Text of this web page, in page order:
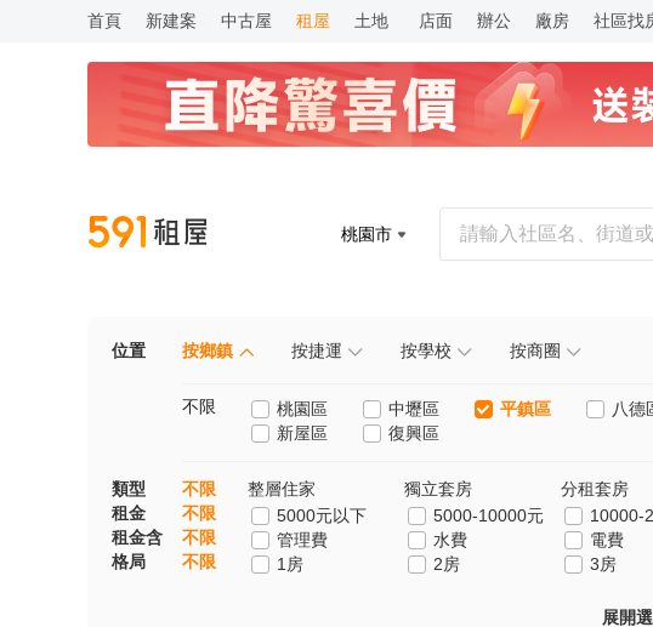
首頁 新建案 中古屋 租屋 土地 店面 辦公 廠房 社區找
桃園市
位置 按鄉鎮 按捷運 按學校 按商圈
不限 桃園區 中壢區 平鎮區 八德
新屋區
復興區
類型 不限 整層住家 獨立套房 分租套房
租金
不限 5000元以下 5000-10000元 10000-
租金含
不限 管理費 水費 電費
格局
不限 1房 2房 3房
展開